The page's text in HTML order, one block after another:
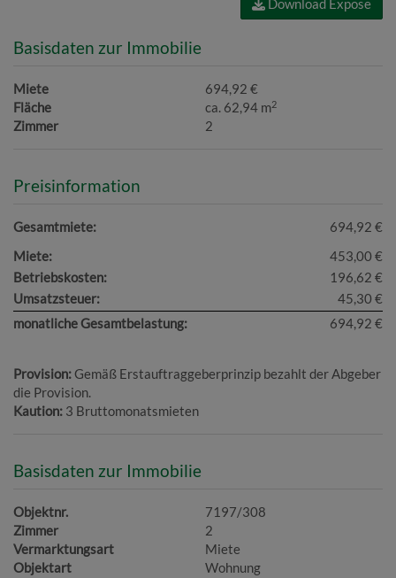
Download Expose
Basisdaten zur Immobilie
Miete
694,92 €
Fläche
ca. 62,94 m2
Zimmer 2
Preisinformation
Gesamtmiete:
694,92 €
Miete:
453,00 €
Betriebskosten:
196,62 €
Umsatzsteuer:
45,30 €
monatliche Gesamtbelastung:
694,92 €
Provision:Gemäß Erstauftraggeberprinzip bezahlt der Abgeber
die Provision.
Kaution: 3 Bruttomonatsmieten
Basisdaten zur Immobilie
Objektnr.
7197/308
Zimmer
2
Vermarktungsart
Miete
Objektart
Wohnung